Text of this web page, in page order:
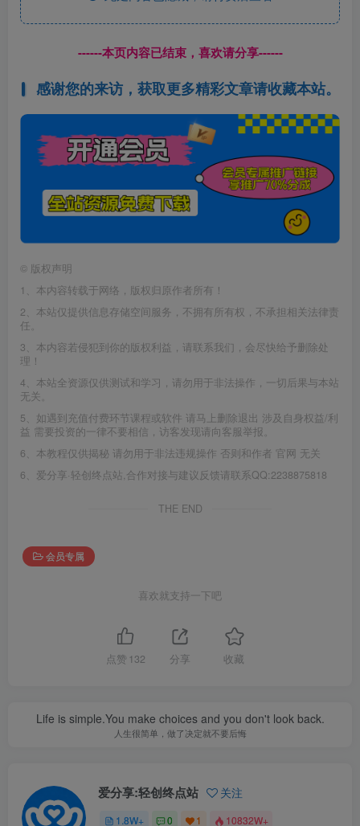
------本页内容已结束，喜欢请分享------
感谢您的来访，获取更多精彩文章请收藏本站。
© 版权声明
1、本内容转载于网络，版权归原作者所有！
2、本站仅提供信息存储空间服务，不拥有所有权，不承担相关法律责
任。
3、本内容若侵犯到你的版权利益，请联系我们，会尽快给予删除处
理！
4、本站全资源仅供测试和学习，请勿用于非法操作，一切后果与本站
无关。
5、如遇到充值付费环节课程或软件 请马上删除退出 涉及自身权益/利
益 需要投资的一律不要相信，访客发现请向客服举报。
6、本教程仅供揭秘 请勿用于非法违规操作 否则和作者 官网 无关
6、爱分享·轻创终点站,合作对接与建议反馈请联系QQ:2238875818
THE END
会员专属
喜欢就支持一下吧
点赞 132 分享 收藏
Life is simple.You make choices and you don't look back.
人生很简单，做了决定就不要后悔
爱分享:轻创终点站 关注
1.8W+ 0 1 10832W+